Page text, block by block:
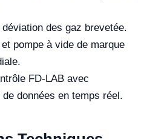
déviation des gaz brevetée.
pompe à vide de marque
FD-LAB avec
données en temps réel.